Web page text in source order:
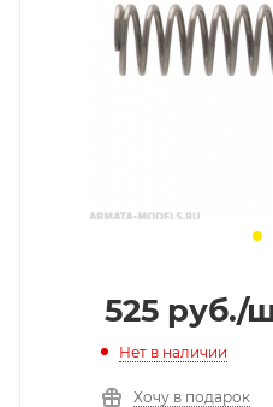
525 руб./
Нет в наличии
Хочу в подарок